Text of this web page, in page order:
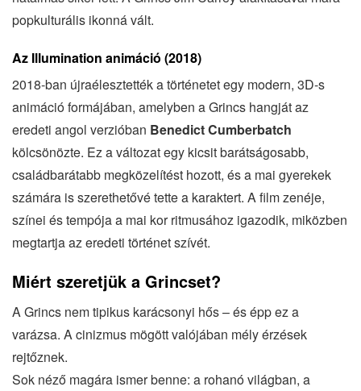
popkulturális ikonná vált.
Az Illumination animáció (2018)
2018-ban újraélesztették a történetet egy modern, 3D-s
animáció formájában, amelyben a Grincs hangját az
eredeti angol verzióban Benedict Cumberbatch
kölcsönözte. Ez a változat egy kicsit barátságosabb,
családbarátabb megközelítést hozott, és a mai gyerekek
számára is szerethetővé tette a karaktert. A film zenéje,
színei és tempója a mai kor ritmusához igazodik, miközben
megtartja az eredeti történet szívét.
Miért szeretjük a Grincset?
A Grincs nem tipikus karácsonyi hős – és épp ez a
varázsa. A cinizmus mögött valójában mély érzések
rejtőznek.
Sok néző magára ismer benne: a rohanó világban, a